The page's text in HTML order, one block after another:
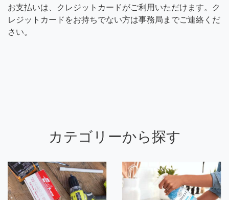
お支払いは、クレジットカードがご利用いただけます。ク
レジットカードをお持ちでない方は事務局までご連絡くだ
さい。
カテゴリーから探す